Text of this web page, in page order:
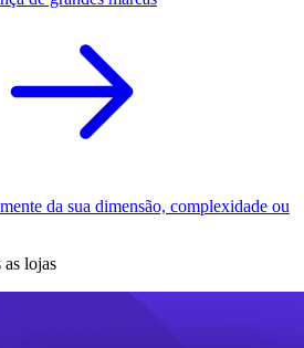
da sua dimensão, complexidade ou
as lojas